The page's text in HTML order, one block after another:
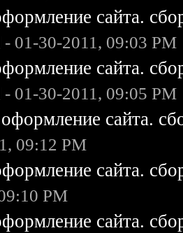
сайта.
- 01-30-2011, 09:03 PM
сайта.
- 01-30-2011, 09:05 PM
сайта.
09:12 PM
сайта.
PM
сайта.